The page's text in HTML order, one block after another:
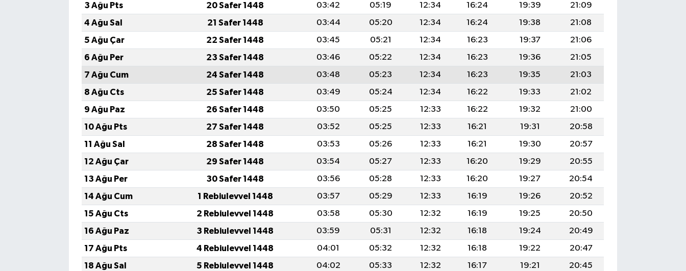
3 Ağu Pts
20 Safer 1448 03:42 05:19 12:34 16:24 19:39
21:09
4 Ağu Sal
21 Safer 1448 03:44 05:20 12:34 16:24 19:38
21:08
5 Ağu Çar
22 Safer 1448 03:45 05:21 12:34 16:23 19:37
21:06
6 Ağu Per
23 Safer 1448 03:46 05:22 12:34 16:23 19:36
21:05
7 Ağu Cum
24 Safer 1448 03:48 05:23 12:34 16:23 19:35
21:03
8 Ağu Cts
25 Safer 1448 03:49 05:24 12:34 16:22 19:33
21:02
9 Ağu Paz
26 Safer 1448 03:50 05:25 12:33 16:22 19:32
21:00
10 Ağu Pts
27 Safer 1448 03:52 05:25 12:33 16:21 19:31
20:58
11 Ağu Sal
28 Safer 1448 03:53 05:26 12:33 16:21 19:30
20:57
12 Ağu Çar
29 Safer 1448 03:54 05:27 12:33 16:20 19:29
20:55
13 Ağu Per
30 Safer 1448 03:56 05:28 12:33 16:20 19:27
20:54
14 Ağu Cum
1 Rebiulevvel 1448 03:57 05:29 12:33 16:19 19:26
20:52
15 Ağu Cts
2 Rebiulevvel 1448 03:58 05:30 12:32 16:19 19:25
20:50
16 Ağu Paz
3 Rebiulevvel 1448 03:59 05:31 12:32 16:18 19:24
20:49
17 Ağu Pts
4 Rebiulevvel 1448 04:01 05:32 12:32 16:18 19:22
20:47
18 Ağu Sal
5 Rebiulevvel 1448 04:02 05:33 12:32 16:17 19:21
20:45